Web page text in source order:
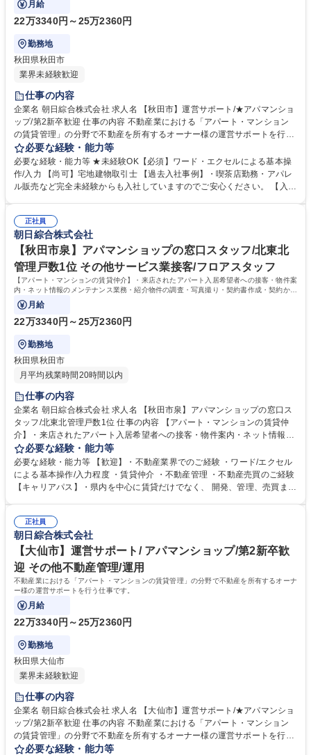
月給
22万3340円～25万2360円
勤務地
秋田県秋田市
業界未経験歓迎
仕事の内容
企業名 朝日綜合株式会社 求人名 【秋田市】運営サポート/★アパマンショ
ップ/第2新卒歓迎 仕事の内容 不動産業における「アパート・マンション
の賃貸管理」の分野で不動産を所有するオーナー様の運営サポートを行う
仕事です。 ・物件を巡回調査し所定の書式報告書を作成 ・ご入居者様の
入退去のサポート ・ご入居者様の要望、お困り事、修繕の対応 ・賃貸募
集物件の現地調査、情報収集 ・各種契約管理 ・市場ニーズ等、不動産情
報分析からのオーナー様相談対応 ※建物の改変を伴う業務は含まない 募
必要な経験・能力等
必要な経験・能力等 ★未経験OK【必須】ワード・エクセルによる基本操
作/入力 【尚可】宅地建物取引士 【過去入社事例】・喫茶店勤務・アパレ
ル販売など完全未経験からも入社していますのでご安心ください。 【入社
発、管理、売買まで不動産に関わる事業を展開している為、入社後のキャ
リアの選択肢も幅広いです！ 【正当な評価】・3か月単位で査定をしてお
り、実績に応じて給与反映有 学歴・資格 学歴：大学院 大学 高専 短大 専
修学校 高校 語学力： 資格：第一種運転免許普通自動車 宅地建物取引士
正社員
朝日綜合株式会社
【秋田市泉】アパマンショップの窓口スタッフ/北東北
管理戸数1位 その他サービス業接客/フロアスタッフ
【アパート・マンションの賃貸仲介】・来店されたアパート入居希望者への接客・物件案
内・ネット情報のメンテナンス業務・紹介物件の調査・写真撮り・契約書作成・契約から
入居までの段取りなど
月給
22万3340円～25万2360円
勤務地
秋田県秋田市
月平均残業時間20時間以内
仕事の内容
企業名 朝日綜合株式会社 求人名 【秋田市泉】アパマンショップの窓口ス
タッフ/北東北管理戸数1位 仕事の内容 【アパート・マンションの賃貸仲
介】・来店されたアパート入居希望者への接客・物件案内・ネット情報の
メンテナンス業務・紹介物件の調査・写真撮り・契約書作成・契約から入
居までの段取りなど ＊お客様の案内時に私用車を使用します。ガソリン代
などは会社規 程により支給します。※初心者の方でも業務内容は丁寧に店
舗内のスタッフが一緒に指導しますのでご安心下さい。【サービス】「敷
す。 募集職種 【秋田市泉】アパマンショップの窓口スタッフ/北東北管理
戸数1位
必要な経験・能力等
必要な経験・能力等 【歓迎】・不動産業界でのご経験 ・ワード/エクセル
による基本操作/入力程度 ・賃貸仲介 ・不動産管理 ・不動産売買のご経験
【キャリアパス】・県内を中心に賃貸だけでなく、 開発、管理、売買まで
与反映されます。 【当社の魅力】創業当初から、街づくり貢献のため、ノ
ーザンハピネッツをはじめとした地域のスポーツチームのスポンサーや寄
付を実施しています。地場に根付いた企業として、これからも地域の役に
立つ仕事を行います。 学歴・資格 学歴：大学院 大学 高専 短大 専修学校
高校 語学力： 資格：宅地建物取引士 第一種運転免許普通自動車
正社員
朝日綜合株式会社
【大仙市】運営サポート/ アパマンショップ/第2新卒歓
迎 その他不動産管理/運用
不動産業における「アパート・マンションの賃貸管理」の分野で不動産を所有するオーナ
ー様の運営サポートを行う仕事です。
月給
22万3340円～25万2360円
勤務地
秋田県大仙市
業界未経験歓迎
仕事の内容
企業名 朝日綜合株式会社 求人名 【大仙市】運営サポート/★アパマンショ
ップ/第2新卒歓迎 仕事の内容 不動産業における「アパート・マンション
の賃貸管理」の分野で不動産を所有するオーナー様の運営サポートを行う
仕事です。 ・物件を巡回調査し所定の書式報告書を作成 ・ご入居者様の
必要な経験・能力等